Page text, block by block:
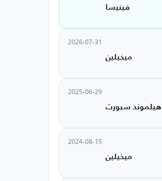
فينيسا
2026-07-31
ميخيلين
2025-06-29
هيلموند سبورت
2024-08-15
ميخيلين